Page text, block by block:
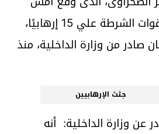
الجمعة، حيث قضت قوات الشرطة علي 15 إرهابيًا،
صادر من وزارة الداخلية، منذ
جثث الإرهابيين
عن وزارة الداخلية: أنه